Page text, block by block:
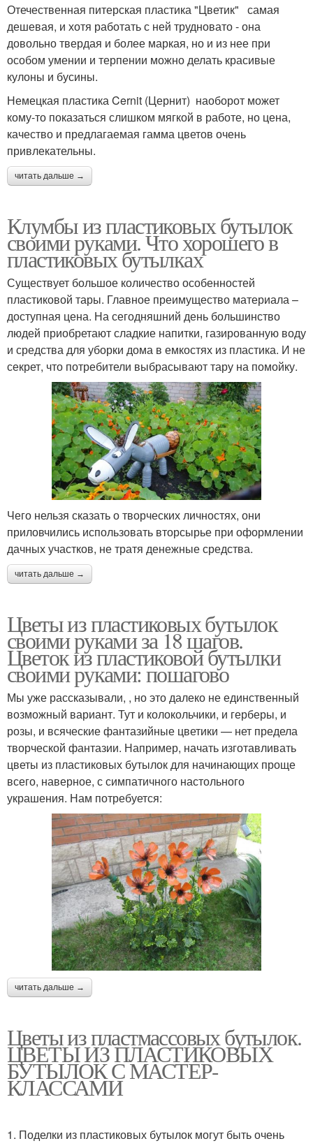
Отечественная питерская пластика "Цветик" самая
дешевая, и хотя работать с ней трудновато - она
довольно твердая и более маркая, но и из нее при
особом умении и терпении можно делать красивые
кулоны и бусины.
Немецкая пластика Cernit (Цернит) наоборот может
кому-то показаться слишком мягкой в работе, но цена,
качество и предлагаемая гамма цветов очень
привлекательны.
читать дальше →
Клумбы из пластиковых бутылок
своими руками. Что хорошего в
пластиковых бутылках
Существует большое количество особенностей
пластиковой тары. Главное преимущество материала –
доступная цена. На сегодняшний день большинство
людей приобретают сладкие напитки, газированную воду
и средства для уборки дома в емкостях из пластика. И не
секрет, что потребители выбрасывают тару на помойку.
Чего нельзя сказать о творческих личностях, они
приловчились использовать вторсырье при оформлении
дачных участков, не тратя денежные средства.
читать дальше →
Цветы из пластиковых бутылок
своими руками за 18 шагов.
Цветок из пластиковой бутылки
своими руками: пошагово
Мы уже рассказывали, , но это далеко не единственный
возможный вариант. Тут и колокольчики, и герберы, и
розы, и всяческие фантазийные цветики — нет предела
творческой фантазии. Например, начать изготавливать
цветы из пластиковых бутылок для начинающих проще
всего, наверное, с симпатичного настольного
украшения. Нам потребуется:
читать дальше →
Цветы из пластмассовых бутылок.
ЦВЕТЫ ИЗ ПЛАСТИКОВЫХ
БУТЫЛОК С МАСТЕР-
КЛАССАМИ
1. Поделки из пластиковых бутылок могут быть очень